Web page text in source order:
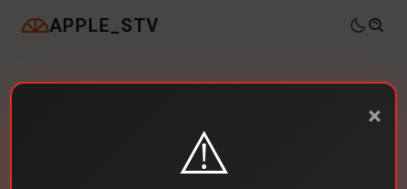
APPLE_STV
×
⚠️